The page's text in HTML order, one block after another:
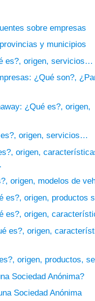
sobre empresas
y municipios
es?, origen, servicios…
¿Qué son?,
¿Qué es?, origen,
origen, servicios…
origen,
origen, modelos de
es?, origen, productos
es?, origen,
es?, origen,
origen, productos,
Sociedad Anónima?
Sociedad Anónima